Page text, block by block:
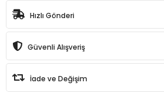
Hızlı Gönderi
Güvenli Alışveriş
İade ve Değişim